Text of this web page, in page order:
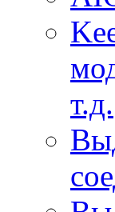
т.д.